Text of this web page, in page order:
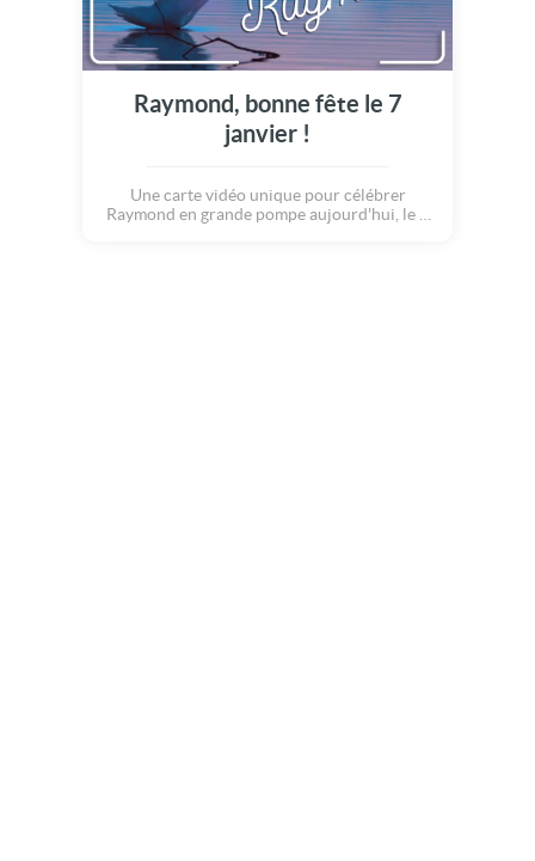
Raymond, bonne fête le 7
janvier !
Une carte vidéo unique pour célébrer
Raymond en grande pompe aujourd'hui, le 7